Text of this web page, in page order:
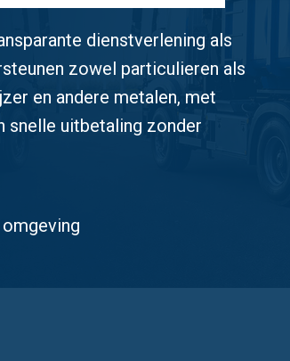
dienstverlening als
zowel particulieren als
en andere metalen, met
snelle uitbetaling zonder